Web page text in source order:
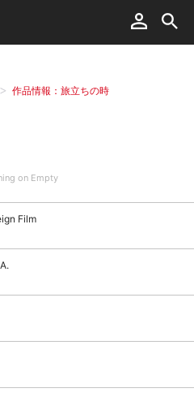
作品情報：旅立ちの時
on Empty
Film